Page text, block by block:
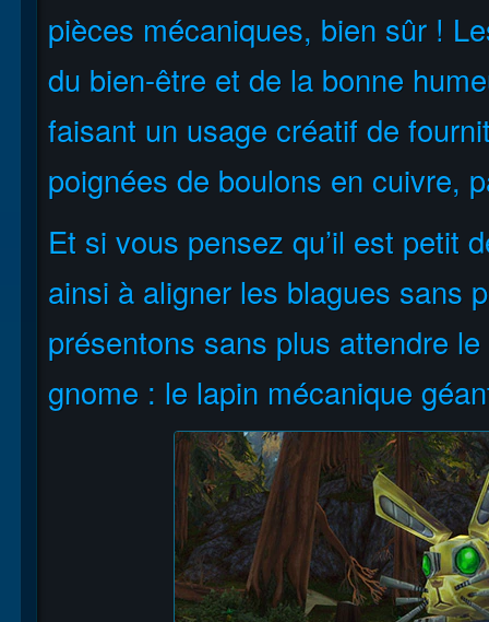
pièces mécaniques, bien sûr !
du bien-être et de la bonne
faisant un usage créatif de
poignées de boulons en cuivre,
Et si vous pensez qu’il est petit
ainsi à aligner les blagues sans
présentons sans plus attendre
gnome : le lapin mécanique